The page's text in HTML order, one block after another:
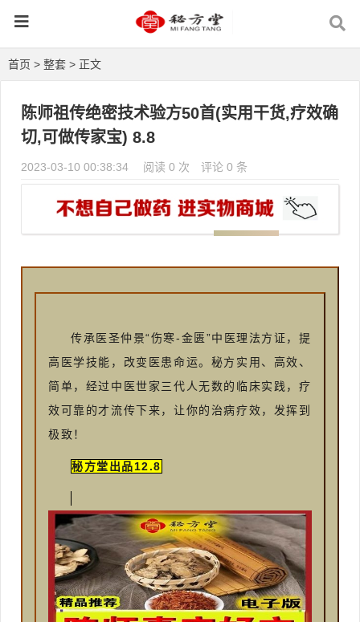
首页 > 整套 > 正文
陈师祖传绝密技术验方50首(实用干货,疗效确
切,可做传家宝) 8.8
2023-03-10 00:38:34 阅读 0 次 评论 0 条
传承医圣仲景“伤寒-金匮”中医理法方证，提
高医学技能，改变医患命运。秘方实用、高效、
简单，经过中医世家三代人无数的临床实践，疗
效可靠的才流传下来，让你的治病疗效，发挥到
极致！
秘方堂出品12.8